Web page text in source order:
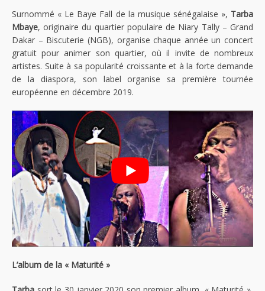
Surnommé « Le Baye Fall de la musique sénégalaise », Tarba
Mbaye, originaire du quartier populaire de Niary Tally – Grand
Dakar – Biscuterie (NGB), organise chaque année un concert
gratuit pour animer son quartier, où il invite de nombreux
artistes. Suite à sa popularité croissante et à la forte demande
de la diaspora, son label organise sa première tournée
européenne en décembre 2019.
L’album de la « Maturité »